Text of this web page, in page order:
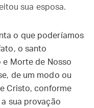
sua esposa.
o que poderíamos
o santo
e Morte de Nosso
de um modo ou
Cristo, conforme
sua provação